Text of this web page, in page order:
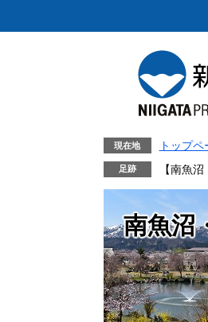
現在地 トップペ
【南魚
南魚沼